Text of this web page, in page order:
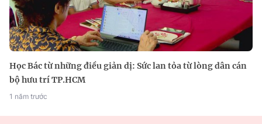
Học Bác từ những điều giản dị: Sức lan tỏa từ lòng dân cán
bộ hưu trí TP.HCM
1 năm trước